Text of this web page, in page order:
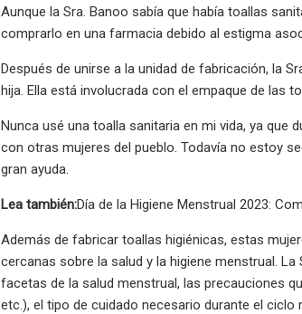
Aunque la Sra. Banoo sabía que había toallas
comprarlo en una farmacia debido al estigma
Después de unirse a la unidad de fabricación, la
hija. Ella está involucrada con el empaque de las
Nunca usé una toalla sanitaria en mi vida, ya que
con otras mujeres del pueblo. Todavía no estoy
gran ayuda.
Lea también:Día de la Higiene Menstrual 2023:
Además de fabricar toallas higiénicas, estas
cercanas sobre la salud y la higiene menstrual.
facetas de la salud menstrual, las precauciones
etc.), el tipo de cuidado necesario durante el